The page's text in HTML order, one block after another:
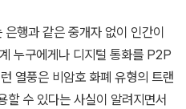
행과 같은 중개자 없이 인간이
누구에게나 디지털 통화를 P2P
열풍은 비암호 화폐 유형의 트랜
수 있다는 사실이 알려지면서